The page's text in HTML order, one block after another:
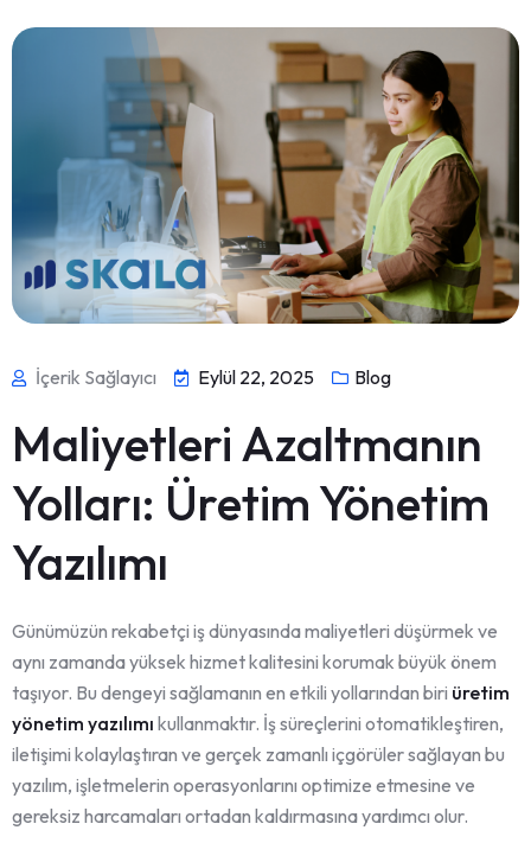
İçerik Sağlayıcı Eylül 22, 2025 Blog
Maliyetleri Azaltmanın
Yolları: Üretim Yönetim
Yazılımı
Günümüzün rekabetçi iş dünyasında maliyetleri düşürmek ve
aynı zamanda yüksek hizmet kalitesini korumak büyük önem
taşıyor. Bu dengeyi sağlamanın en etkili yollarından biri üretim
yönetim yazılımı kullanmaktır. İş süreçlerini otomatikleştiren,
iletişimi kolaylaştıran ve gerçek zamanlı içgörüler sağlayan bu
yazılım, işletmelerin operasyonlarını optimize etmesine ve
gereksiz harcamaları ortadan kaldırmasına yardımcı olur.